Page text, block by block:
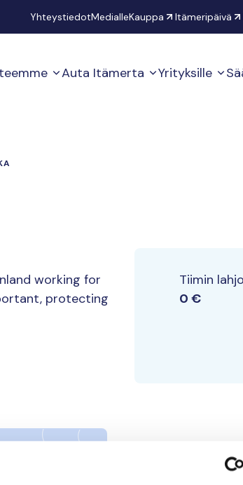
YhteystiedotMedialleKauppa Itämeripäivä
Auta Itämerta Yrityksille
working for
protecting
Tiimin
0 €